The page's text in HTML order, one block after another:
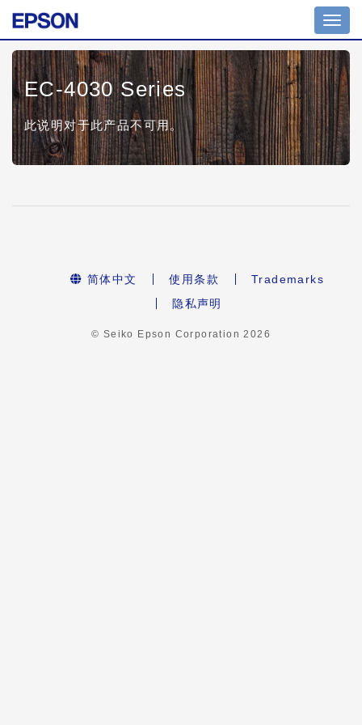
EC-4030 Series
此说明对于此产品不可用。
简体中文 使用条款
Trademarks
隐私声明
© Seiko Epson Corporation2026